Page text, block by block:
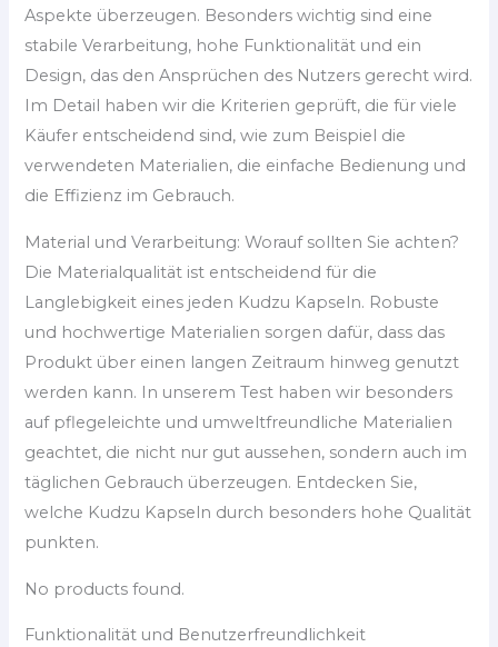
Aspekte überzeugen. Besonders wichtig sind eine
stabile Verarbeitung, hohe Funktionalität und ein
Design, das den Ansprüchen des Nutzers gerecht wird.
Im Detail haben wir die Kriterien geprüft, die für viele
Käufer entscheidend sind, wie zum Beispiel die
verwendeten Materialien, die einfache Bedienung und
die Effizienz im Gebrauch.
Material und Verarbeitung: Worauf sollten Sie achten?
Die Materialqualität ist entscheidend für die
Langlebigkeit eines jeden Kudzu Kapseln. Robuste
und hochwertige Materialien sorgen dafür, dass das
Produkt über einen langen Zeitraum hinweg genutzt
werden kann. In unserem Test haben wir besonders
auf pflegeleichte und umweltfreundliche Materialien
geachtet, die nicht nur gut aussehen, sondern auch im
täglichen Gebrauch überzeugen. Entdecken Sie,
welche Kudzu Kapseln durch besonders hohe Qualität
punkten.
No products found.
Funktionalität und Benutzerfreundlichkeit